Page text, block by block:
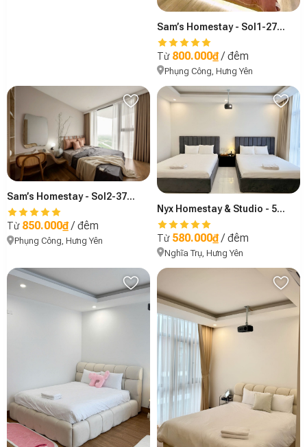
Sam’s Homestay - Sol1-2718A
Từ 800.000₫/ đêm
Phụng Công, Hưng Yên
Sam’s Homestay - Sol2-3703
Từ 850.000₫/ đêm
Phụng Công, Hưng Yên
Nyx Homestay & Studio - 501
Từ 580.000₫/ đêm
Nghĩa Trụ, Hưng Yên